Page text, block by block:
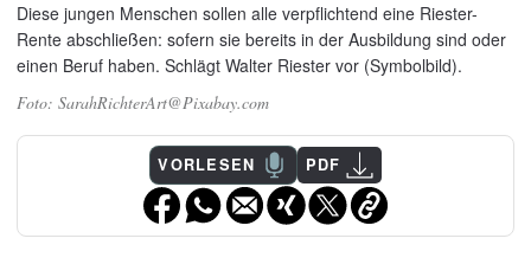
Diese jungen Menschen sollen alle verpflichtend eine Riester-
Rente abschließen: sofern sie bereits in der Ausbildung sind oder
einen Beruf haben. Schlägt Walter Riester vor (Symbolbild).
SarahRichterArt@Pixabay.com
VORLESEN PDF